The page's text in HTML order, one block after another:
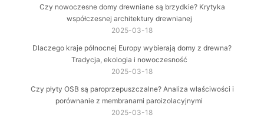
Czy nowoczesne domy drewniane są brzydkie? Krytyka
współczesnej architektury drewnianej
2025-03-18
Dlaczego kraje północnej Europy wybierają domy z drewna?
Tradycja, ekologia i nowoczesność
2025-03-18
Czy płyty OSB są paroprzepuszczalne? Analiza właściwości i
porównanie z membranami paroizolacyjnymi
2025-03-18